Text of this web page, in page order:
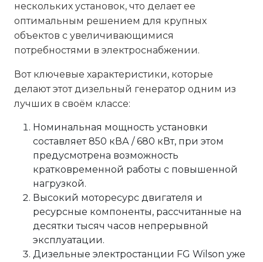
нескольких установок, что делает ее
оптимальным решением для крупных
объектов с увеличивающимися
потребностями в электроснабжении.
Вот ключевые характеристики, которые
делают этот дизельный генератор одним из
лучших в своём классе:
Номинальная мощность установки
составляет 850 кВА / 680 кВт, при этом
предусмотрена возможность
кратковременной работы с повышенной
нагрузкой.
Высокий моторесурс двигателя и
ресурсные компоненты, рассчитанные на
десятки тысяч часов непрерывной
эксплуатации.
Дизельные электростанции FG Wilson уже